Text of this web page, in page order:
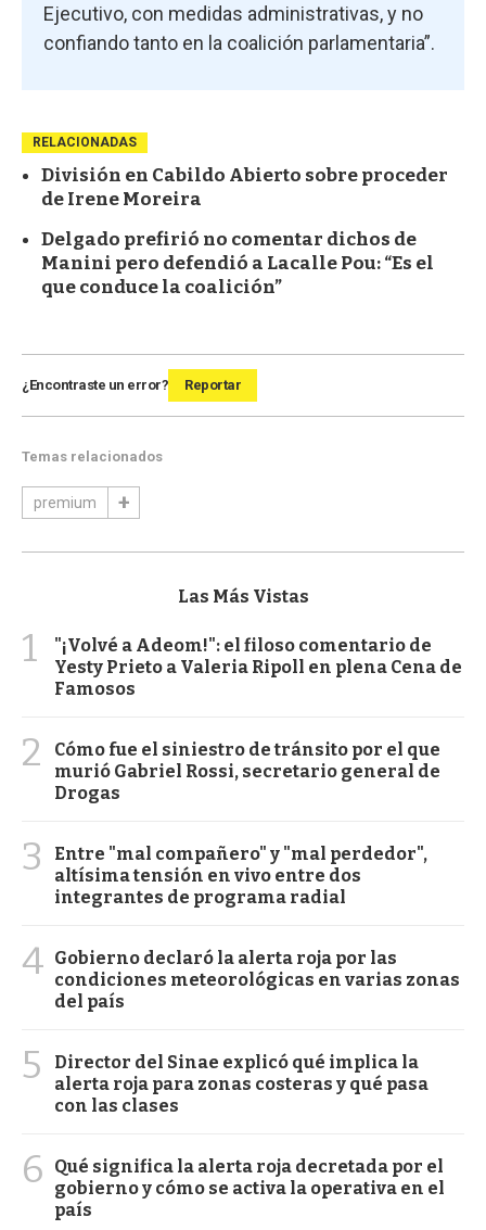
Ejecutivo, con medidas administrativas, y no
confiando tanto en la coalición parlamentaria”.
RELACIONADAS
División en Cabildo Abierto sobre proceder
de Irene Moreira
Delgado prefirió no comentar dichos de
Manini pero defendió a Lacalle Pou: “Es el
que conduce la coalición”
¿Encontraste un error? Reportar
Temas relacionados
premium
Las Más Vistas
1
"¡Volvé a Adeom!": el filoso comentario de
Yesty Prieto a Valeria Ripoll en plena Cena de
Famosos
2
Cómo fue el siniestro de tránsito por el que
murió Gabriel Rossi, secretario general de
Drogas
3
Entre "mal compañero" y "mal perdedor",
altísima tensión en vivo entre dos
integrantes de programa radial
4 Gobierno declaró la alerta roja por las
condiciones meteorológicas en varias zonas
del país
5
Director del Sinae explicó qué implica la
alerta roja para zonas costeras y qué pasa
con las clases
6
Qué significa la alerta roja decretada por el
gobierno y cómo se activa la operativa en el
país